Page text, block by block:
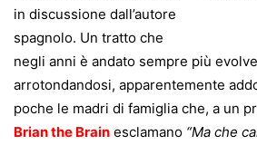
in discussione dall’autore
spagnolo. Un tratto che
negli anni è andato sempre più
arrotondandosi, apparentemente
poche le madri di famiglia che, a un
Brian the Brain esclamano “Ma che